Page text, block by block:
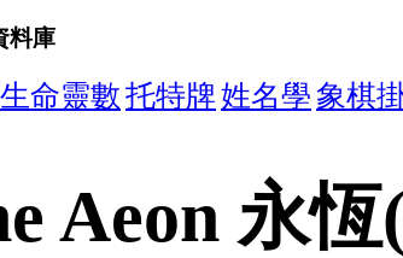
料庫
生命靈數托特牌姓名學象棋
Aeon 永恆